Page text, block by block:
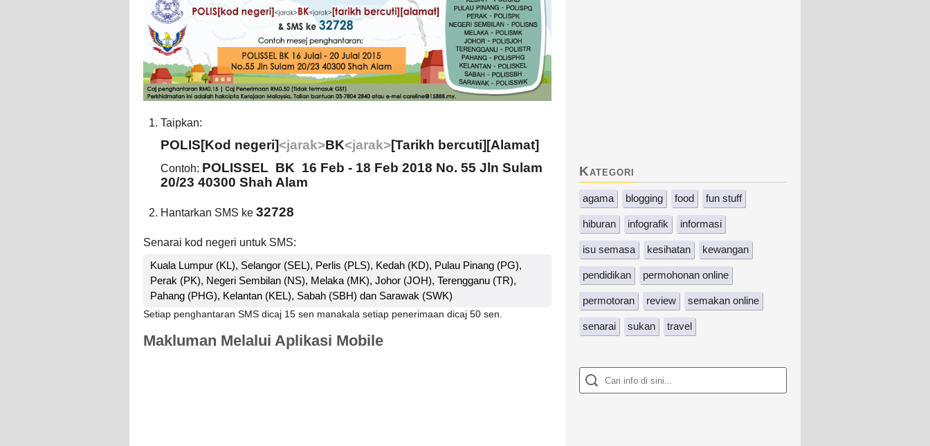
Taipkan:
POLIS[Kod negeri]<jarak>BK<jarak>[Tarikh bercuti][Alamat]
Contoh: POLISSEL BK 16 Feb - 18 Feb 2018 No. 55 Jln Sulam
20/23 40300 Shah Alam
Hantarkan SMS ke 32728
Senarai kod negeri untuk SMS:
Kuala Lumpur (KL), Selangor (SEL), Perlis (PLS), Kedah (KD), Pulau Pinang (PG),
Perak (PK), Negeri Sembilan (NS), Melaka (MK), Johor (JOH), Terengganu (TR),
Pahang (PHG), Kelantan (KEL), Sabah (SBH) dan Sarawak (SWK)
Setiap penghantaran SMS dicaj 15 sen manakala setiap penerimaan dicaj 50 sen.
Makluman Melalui Aplikasi Mobile
Kategori
agama blogging food fun stuff
hiburan infografik informasi
isu semasa kesihatan kewangan
pendidikan permohonan online
permotoran review semakan online
senarai sukan travel